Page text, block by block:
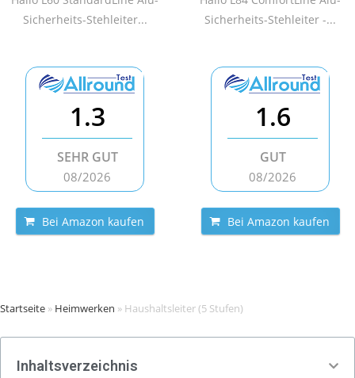
Sicherheits-Stehleiter...
Sicherheits-Stehleiter -...
1.3
SEHR GUT
08/2026
Bei Amazon kaufen
1.6
GUT
08/2026
Bei Amazon kaufen
Startseite » Heimwerken » Haushaltsleiter (5 Stufen)
Inhaltsverzeichnis